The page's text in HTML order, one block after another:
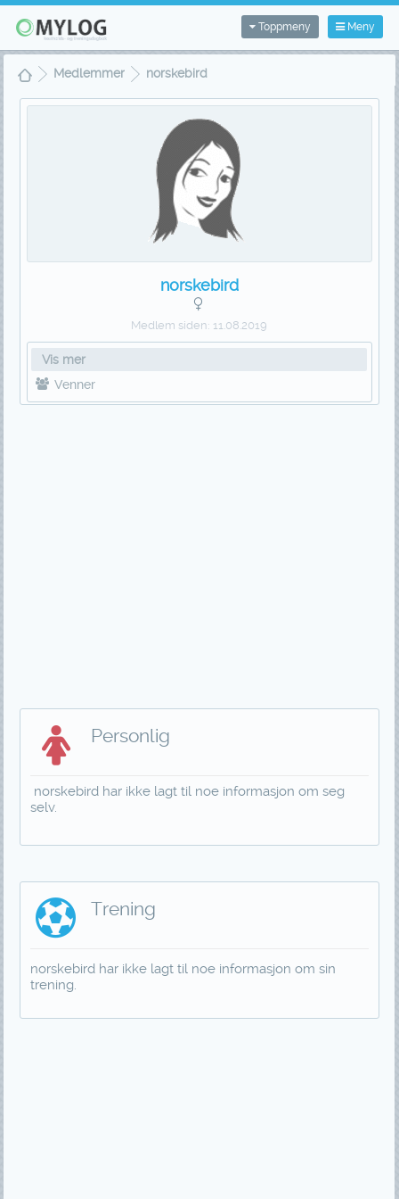
Meny
Toppmeny
Medlemmer norskebird
norskebird
Medlem siden: 11.08.2019
Vis mer
Venner
Personlig
norskebird har ikke lagt til noe informasjon om seg
selv.
Trening
norskebird har ikke lagt til noe informasjon om sin
trening.